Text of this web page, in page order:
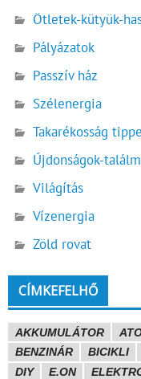
Ötletek-kütyük-
Pályázatok
Passzív ház
Szélenergia
Takarékosság
Újdonságok-
Világítás
Vízenergia
Zöld rovat
CÍMKEFELHŐ
AKKUMULÁTOR
BENZINÁR
BICIKLI
DIY
E.ON